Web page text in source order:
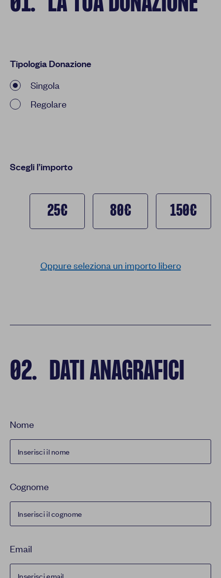
Tipologia Donazione
Singola
Regolare
Scegli l’importo
25€ 80€ 150€
Oppure seleziona un importo libero
02. DATI ANAGRAFICI
Nome
Cognome
Email